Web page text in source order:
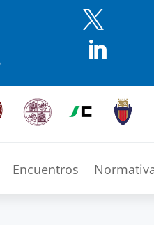


Encuentros